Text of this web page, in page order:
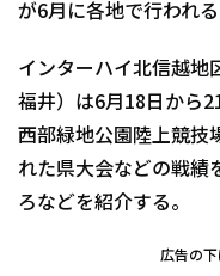
が6月に各地で行われる
インターハイ北信越地
福井）は6月18日から
西部緑地公園陸上競技
れた県大会などの戦績
ろなどを紹介する。
広告の